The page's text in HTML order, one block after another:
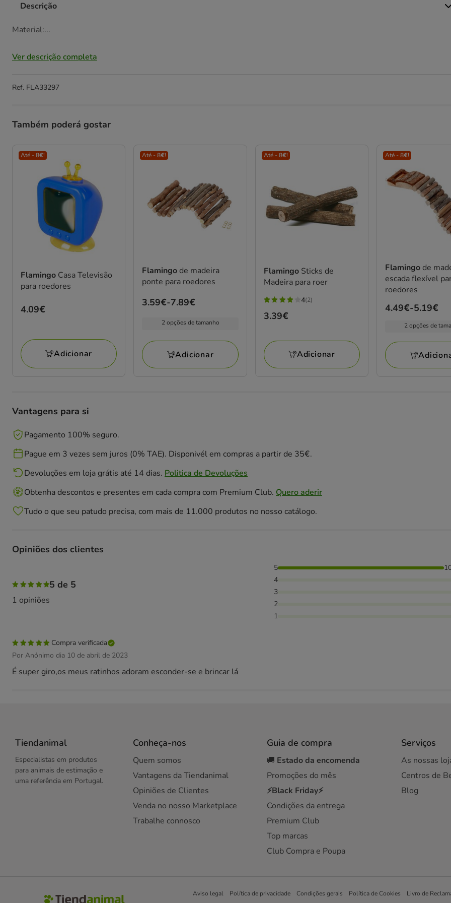
Descrição
Material:...
Ver descrição completa
Ref. FLA33297
Também poderá gostar
Até - 8€!
Flamingo Casa Televisão
para roedores
Preço
4.09€
Adicionar
Até - 8€!
Flamingode madeira
ponte para roedores
Preço
3.59€
7.89€
3.59€-7.89€
2 opções de tamanho
Adicionar
Até - 8€!
Flamingo Sticks de
Madeira para roer
4
estrelas
2
avaliações
4(2)
Preço
3.39€
Adicionar
Até - 8€!
Flamingode
escada flexível
roedores
Preço
a
5.19€
4.49€-5.19€
2 opções de
Vantagens para si
Pagamento 100% seguro.
Pague em 3 vezes sem juros (0% TAE). Disponivél em compras a partir de 35€.
Devoluções em loja grátis até 14 dias. Politica de Devoluções
Obtenha descontos e presentes em cada compra com Premium Club. Quero aderir
Tudo o que seu patudo precisa, com mais de 11.000 produtos no nosso catálogo.
Opiniões dos clientes
5 de 5
1 opiniões
5
4
3
2
1
Compra verificada
Por Anónimo dia 10 de abril de 2023
É super giro,os meus ratinhos adoram esconder-se e brincar lá
Tiendanimal
Especialistas em produtos
para animais de estimação e
uma referência em Portugal.
Conheça-nos
Quem somos
Vantagens da Tiendanimal
Opiniões de Clientes
Venda no nosso Marketplace
Trabalhe connosco
Guia de compra
🚚 Estado da encomenda
Promoções do mês
⚡Black Friday⚡
Condições da entrega
Premium Club
Top marcas
Club Compra e Poupa
Serviços
As nossas
Centros de
Blog
Aviso legal Política de privacidade Condições gerais Política de Cookies Livro de